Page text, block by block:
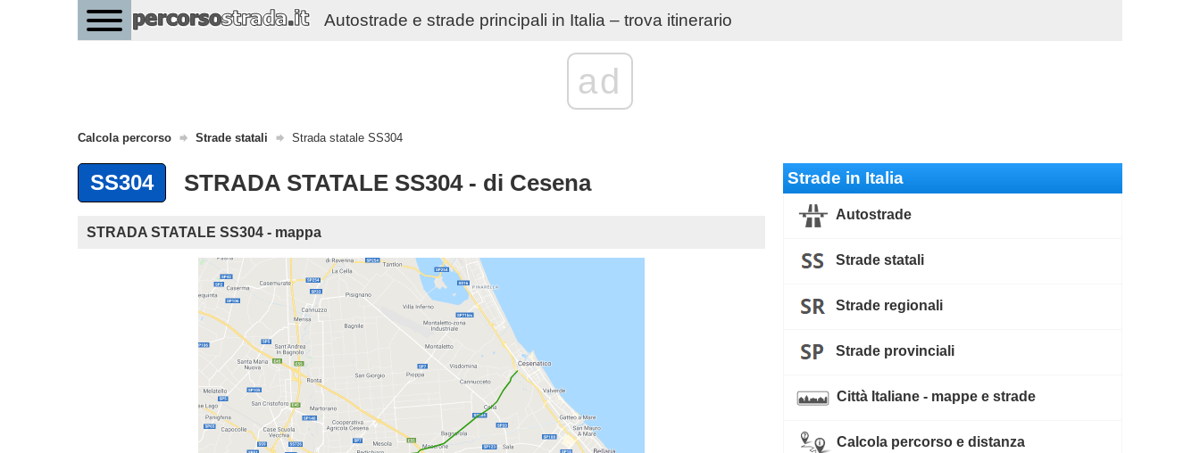
Autostrade e strade principali in Italia – trova itinerario
ad
Calcola percorso Strade statali Strada statale SS304
SS304 STRADA STATALE SS304 - di Cesena
STRADA STATALE SS304 - mappa
Strade in Italia
Autostrade
Strade statali
Strade regionali
Strade provinciali
Città Italiane - mappe e strade
Calcola percorso e distanza